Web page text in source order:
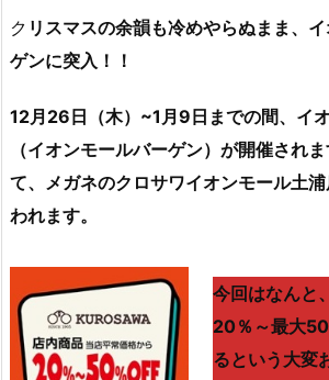
ク リスマスの余韻も冷めやらぬまま、
ゲンに突入！！
12月26日（木）~1月9日までの間、イ
（イオンモールバーゲン）が開催されま
て、メガネのクロサワイオンモール土
われます。
今回はなんと
20％～最大
るという大変